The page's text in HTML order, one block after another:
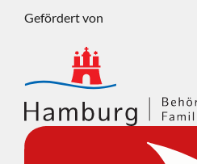
Gefördert von